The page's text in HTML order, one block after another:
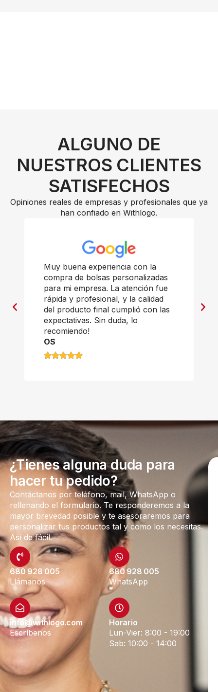
ALGUNO DE
NUESTROS CLIENTES
SATISFECHOS
Opiniones reales de empresas y profesionales que ya
han confiado en Withlogo.
Muy buena experiencia con la
compra de bolsas personalizadas
para mi empresa. La atención fue
rápida y profesional, y la calidad
del producto final cumplió con las
expectativas. Sin duda, lo
recomiendo!
OS
¿Tienes alguna duda para
hacer tu pedido?
Contáctanos por teléfono, mail, WhatsApp o
rellenando el formulario. Te responderemos a la
mayor brevedad posible y te asesoraremos para
personalizar tus productos tal y como los necesitas.
Así de fácil.
680 928 005
Llámanos
680 928 005
WhatsApp
info@withlogo.com
Escríbenos
Horario
Lun-Vier: 8:00 - 19:00
Sab: 10:00 - 14:00